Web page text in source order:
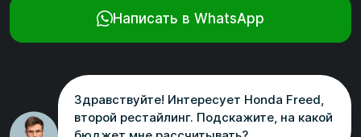
Написать в WhatsApp
Здравствуйте! Интересует Honda Freed,
второй рестайлинг. Подскажите, на какой